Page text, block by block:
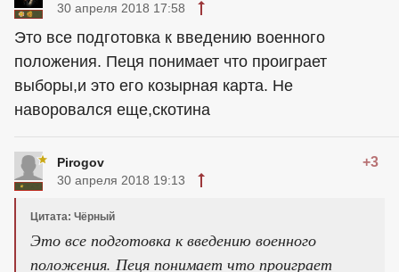
30 апреля 2018 17:58
Это все подготовка к введению военного
положения. Пеця понимает что проиграет
выборы,и это его козырная карта. Не
наворовался еще,скотина
Pirogov +3
30 апреля 2018 19:13
Цитата: Чёрный
Это все подготовка к введению военного
положения. Пеця понимает что проиграет